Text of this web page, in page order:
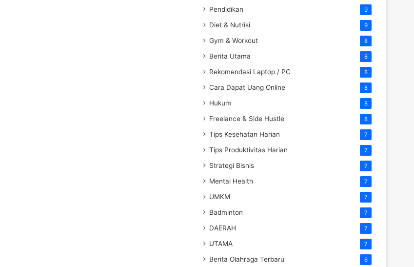
Pendidikan 9
Diet & Nutrisi 9
Gym & Workout 8
Berita Utama 8
Rekomendasi Laptop / PC 8
Cara Dapat Uang Online 8
Hukum 8
Freelance & Side Hustle 8
Tips Kesehatan Harian 7
Tips Produktivitas Harian 7
Strategi Bisnis 7
Mental Health 7
UMKM 7
Badminton 7
DAERAH 7
UTAMA 7
Berita Olahraga Terbaru 6